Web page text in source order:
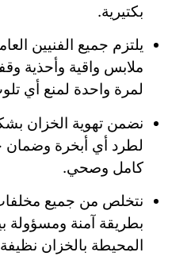
بكتيرية.
يلتزم جميع الفنيين
ملابس واقية وأحذية
لمرة واحدة لمنع أي
نضمن تهوية الخزان
لطرد أي أبخرة
كامل وصحي.
نتخلص من جميع مخلفات
بطريقة آمنة ومسؤولة
المحيطة بالخزان نظيفة